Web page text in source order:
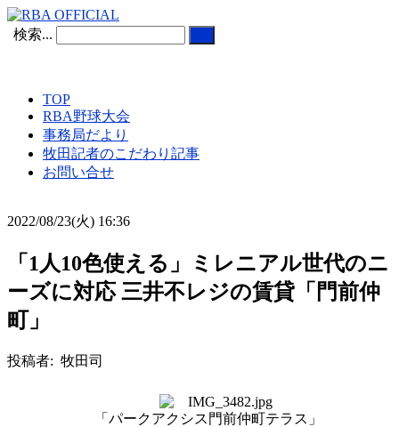
検索...
TOP
RBA野球大会
事務局だより
牧田記者のこだわり記事
お問い合せ
2022/08/23(火) 16:36
「1人10色使える」ミレニアル世代のニ
ーズに対応 三井不レジの賃貸「門前仲
町」
投稿者: 牧田司
「パークアクシス門前仲町テラス」